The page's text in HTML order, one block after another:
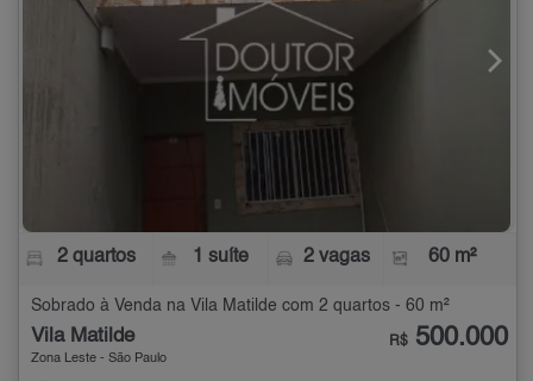
2 quartos 1 suíte 2 vagas 60 m²
Sobrado à Venda na Vila Matilde com 2 quartos - 60 m²
Vila Matilde
Zona Leste - São Paulo
R$ 500.000